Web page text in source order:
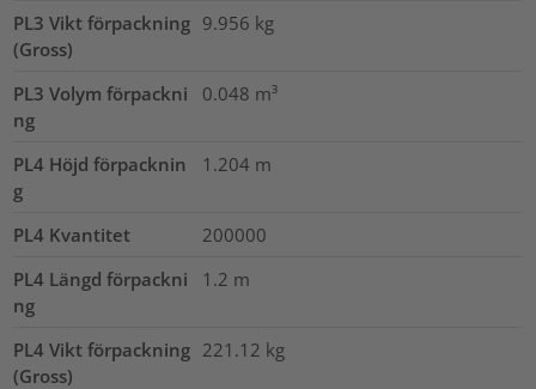
PL3 Vikt förpackning
(Gross)
9.956 kg
PL3 Volym förpackni
ng
0.048 m³
PL4 Höjd förpacknin
g
1.204 m
PL4 Kvantitet
200000
PL4 Längd förpackni
ng
1.2 m
PL4 Vikt förpackning
(Gross)
221.12 kg